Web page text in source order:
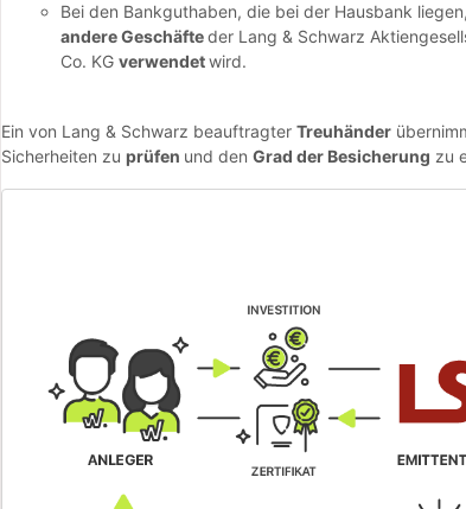
Bei den Bankguthaben, die bei der Hausbank
andere Geschäfteder Lang & Schwarz
Co. KG verwendetwird.
Ein von Lang & Schwarz beauftragter Treuhänder
Sicherheiten zu prüfen und den Grad der Besicherung zu